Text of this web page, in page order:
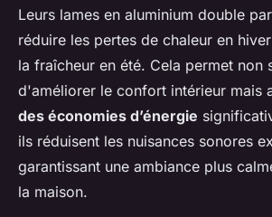
Leurs lames en aluminium double
réduire les pertes de chaleur en
la fraîcheur en été. Cela permet non
d'améliorer le confort intérieur mais
des économies d’énergie
ils réduisent les nuisances sonores
garantissant une ambiance plus
la maison.